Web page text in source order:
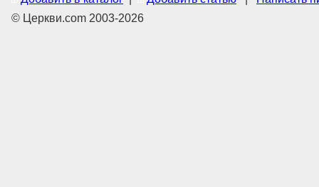
© Церкви.com 2003-2026